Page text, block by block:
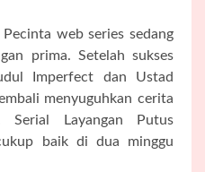
Pecinta web series sedang
prima. Setelah sukses
Imperfect dan Ustad
menyuguhkan cerita
Layangan Putus
baik di dua minggu